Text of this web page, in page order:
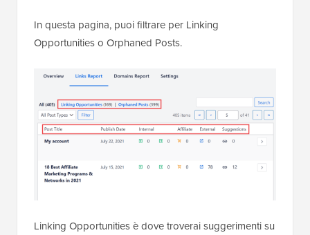
In questa pagina, puoi filtrare per Linking
Opportunities o Orphaned Posts.
Linking Opportunities è dove troverai suggerimenti su